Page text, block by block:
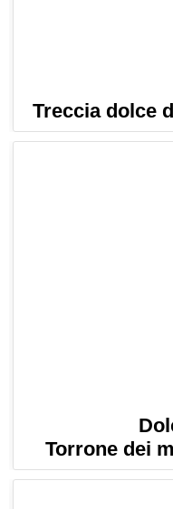
Treccia dolce
Torrone dei